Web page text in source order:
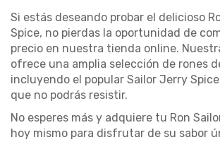
Si estás deseando probar el delicioso
Spice, no pierdas la oportunidad de
precio en nuestra tienda online.
ofrece una amplia selección de rones
incluyendo el popular Sailor Jerry
que no podrás resistir.
No esperes más y adquiere tu Ron
hoy mismo para disfrutar de su sabor